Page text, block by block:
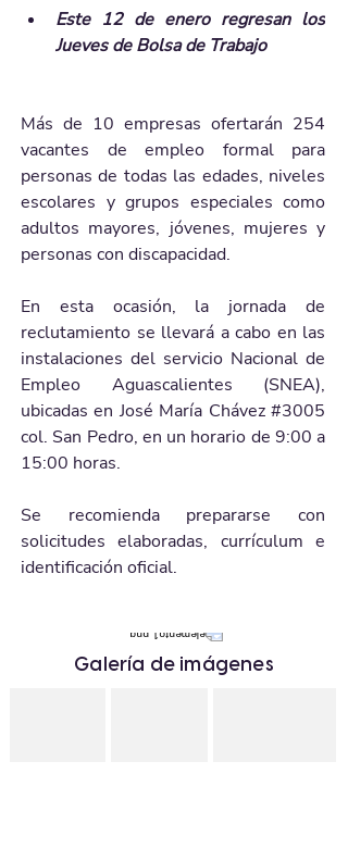
Este 12 de enero regresan los
Jueves de Bolsa de Trabajo
Más de 10 empresas ofertarán 254
vacantes de empleo formal para
personas de todas las edades, niveles
escolares y grupos especiales como
adultos mayores, jóvenes, mujeres y
personas con discapacidad.
En esta ocasión, la jornada de
reclutamiento se llevará a cabo en las
instalaciones del servicio Nacional de
Empleo Aguascalientes (SNEA),
ubicadas en José María Chávez #3005
col. San Pedro, en un horario de 9:00 a
15:00 horas.
Se recomienda prepararse con
solicitudes elaboradas, currículum e
identificación oficial.
Galería de imágenes